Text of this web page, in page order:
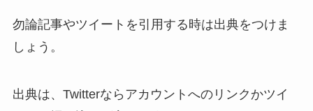
勿論記事やツイートを引用する時は出典をつけま
しょう。
出典は、Twitterならアカウントへのリンクかツイ